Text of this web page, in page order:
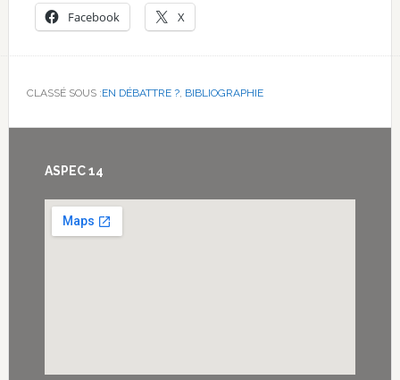
Facebook X
CLASSÉ SOUS :EN DÉBATTRE ?, BIBLIOGRAPHIE
Footer
ASPEC 14